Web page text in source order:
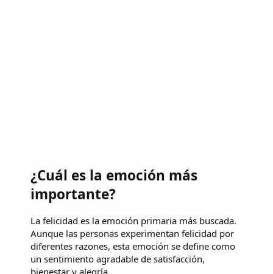
¿Cuál es la emoción más
importante?
La felicidad es la emoción primaria más buscada.
Aunque las personas experimentan felicidad por
diferentes razones, esta emoción se define como
un sentimiento agradable de satisfacción,